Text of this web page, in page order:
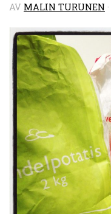
AV MALIN TURUNEN ·